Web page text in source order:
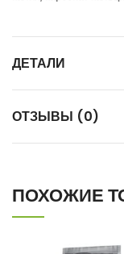
ДЕТАЛИ
ОТЗЫВЫ (0)
ПОХОЖИЕ